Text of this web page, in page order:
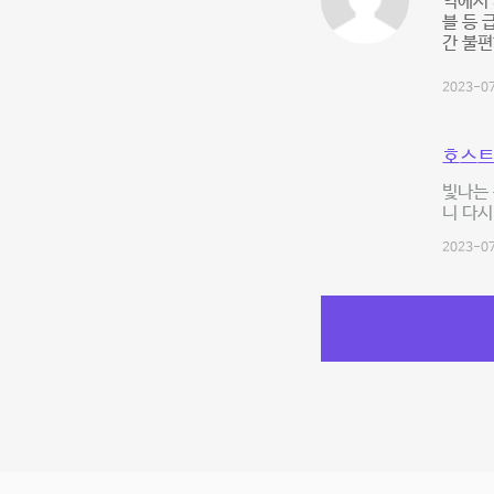
블 등
간 불
2023-
호스
빛나는
니 다
2023-